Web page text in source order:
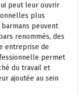
peut leur ouvrir
plus
peuvent
renommés, des
entreprise de
permet
du travail et
ajoutée au sein